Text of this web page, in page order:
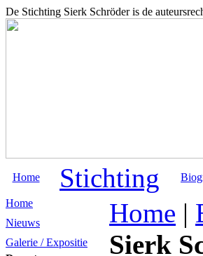
De Stichting Sierk Schröder is de
Home Stichting
Home
Nieuws
Galerie / Expositie
Home |
Sierk